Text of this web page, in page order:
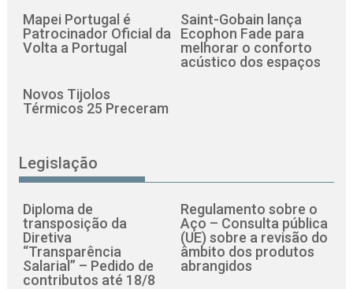
Mapei Portugal é
Patrocinador Oficial da
Volta a Portugal
Saint-Gobain lança
Ecophon Fade para
melhorar o conforto
acústico dos espaços
Novos Tijolos
Térmicos 25 Preceram
Legislação
Diploma de
transposição da
Diretiva
“Transparência
Salarial” – Pedido de
contributos até 18/8
Regulamento sobre o
Aço – Consulta pública
(UE) sobre a revisão do
âmbito dos produtos
abrangidos